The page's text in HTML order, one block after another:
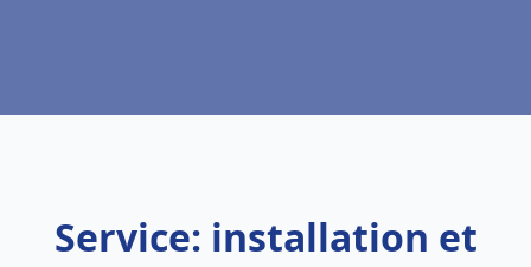
Service: installation et